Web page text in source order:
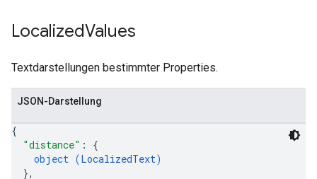
LocalizedValues
Textdarstellungen bestimmter Properties.
JSON-Darstellung
{
"distance" : {
object (LocalizedText)
},